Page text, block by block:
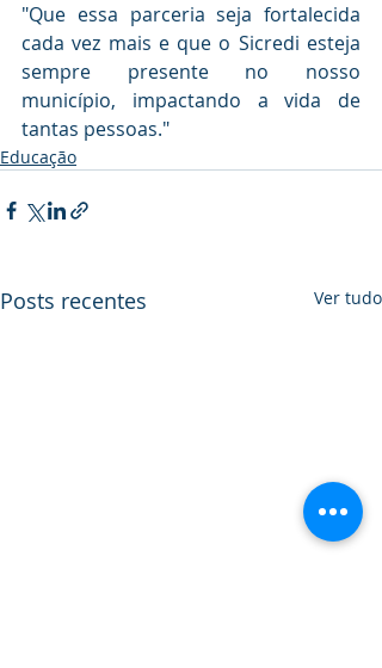
"Que essa parceria seja fortalecida
cada vez mais e que o Sicredi esteja
sempre presente no nosso
município, impactando a vida de
tantas pessoas."
Educação
Posts recentes Ver tudo